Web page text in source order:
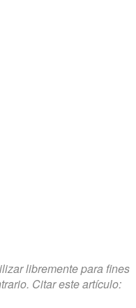
libremente para fines
Citar este artículo: